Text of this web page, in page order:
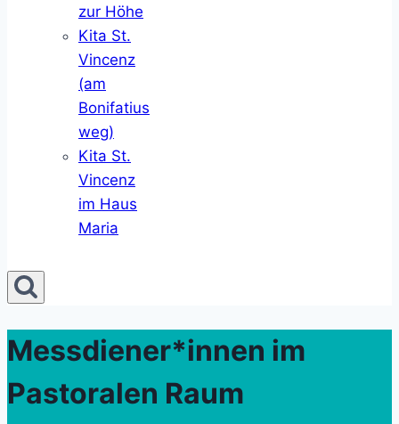
zur Höhe
Kita St.
Vincenz
(am
Bonifatius
weg)
Kita St.
Vincenz
im Haus
Maria
Messdiener*innen im
Pastoralen Raum